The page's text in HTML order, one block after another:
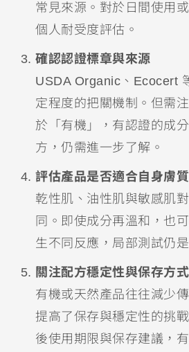
常見來源。對於日間使用
個人耐受度評估。
確認認證標章與來源
USDA Organic、Ecocert
定程度的把關機制。但需
於「有機」，有認證的成
方，仍需進一步了解。
評估產品是否適合自身膚質
乾性肌、油性肌與敏感肌
同。即使成分再溫和，也
生不同反應，局部測試仍
關注配方穩定性與保存方式
有機或天然產品往往減少
提高了保存與穩定性的挑
後使用期限與保存建議，